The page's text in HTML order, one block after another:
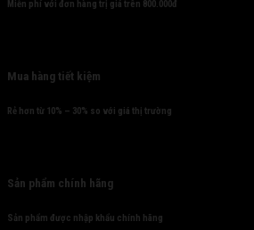
Miễn phí với đơn hàng trị giá trên 800.000đ
Mua hàng tiết kiệm
Rẻ hơn từ 10% – 30% so với giá thị trường
Sản phẩm chính hãng
Sản phẩm được nhập khẩu chính hãng